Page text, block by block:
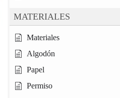
MATERIALES
Materiales
Algodón
Papel
Permiso